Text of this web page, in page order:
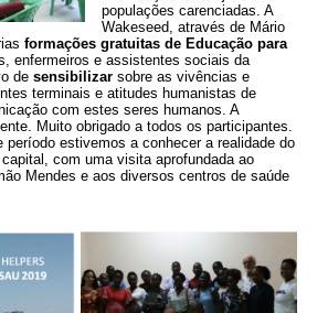
populações carenciadas. A
Wakeseed, através de Mário
formações gratuitas de Educação para
enfermeiros e assistentes sociais da
de sensibilizar sobre as vivências e
terminais e atitudes humanistas de
com estes seres humanos. A
Muito obrigado a todos os participantes.
período estivemos a conhecer a realidade do
com uma visita aprofundada ao
Mendes e aos diversos centros de saúde